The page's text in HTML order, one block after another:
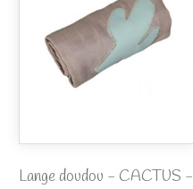
Lange doudou - CACTUS -